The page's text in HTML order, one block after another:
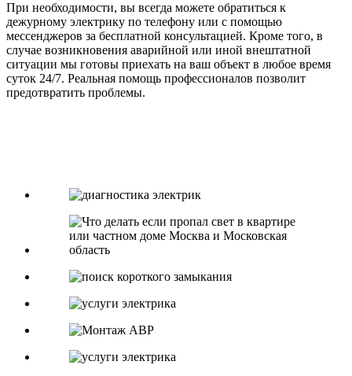
При необходимости, вы всегда можете обратиться к
дежурному электрику по телефону или с помощью
мессенджеров за бесплатной консультацией. Кроме того, в
случае возникновения аварийной или иной внештатной
ситуации мы готовы приехать на ваш объект в любое время
суток 24/7. Реальная помощь профессионалов позволит
предотвратить проблемы.